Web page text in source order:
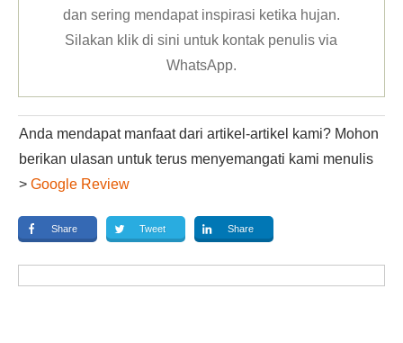
dan sering mendapat inspirasi ketika hujan.
Silakan klikdi sini untuk kontak penulis via
WhatsApp.
Anda mendapat manfaat dari artikel-artikel kami? Mohon
berikan ulasan untuk terus menyemangati kami menulis
> Google Review
Share Tweet Share